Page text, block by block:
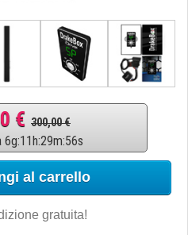
€ 300,00 €
6g:11 h:29m:55s
al carrello
gratuita!